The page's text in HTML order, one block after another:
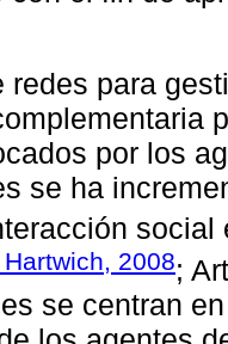
redes para
por los
se ha
2008;
se centran